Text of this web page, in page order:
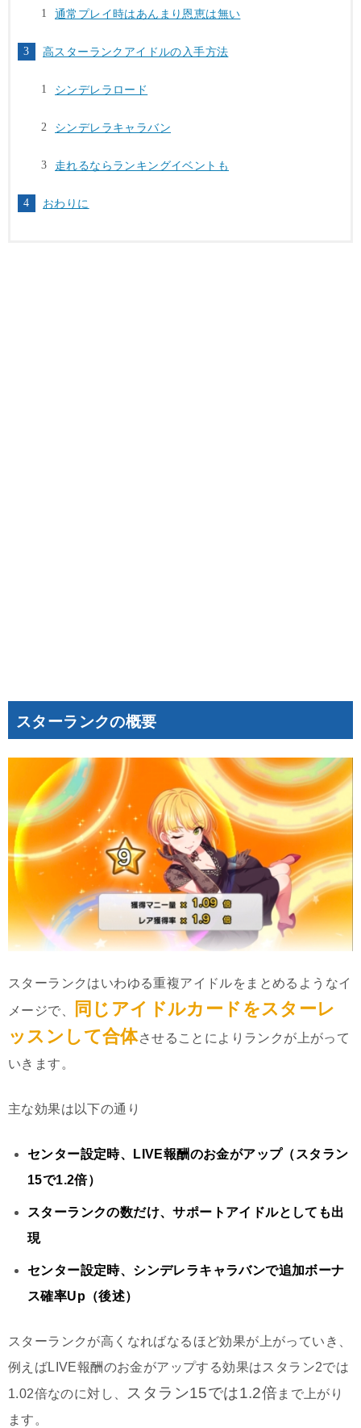
通常プレイ時はあんまり恩恵は無い
高スターランクアイドルの入手方法
シンデレラロード
シンデレラキャラバン
走れるならランキングイベントも
おわりに
スターランクの概要
スターランクはいわゆる重複アイドルをまとめるようなイ
メージで、
同じアイドルカードをスターレ
ッスンして合体させることによりランクが上がって
いきます。
主な効果は以下の通り
センター設定時、LIVE報酬のお金がアップ（スタラン
15で1.2倍）
スターランクの数だけ、サポートアイドルとしても出
現
センター設定時、シンデレラキャラバンで追加ボーナ
ス確率Up（後述）
スターランクが高くなればなるほど効果が上がっていき、
例えばLIVE報酬のお金がアップする効果はスタラン2では
1.02倍なのに対し、
スタラン15では1.2倍まで上がり
ます。